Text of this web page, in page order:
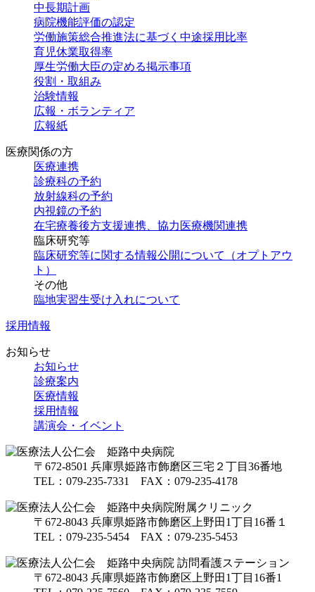
中長期計画
病院機能評価の認定
労働施策総合推進法に基づく中途採用比率
育児休業取得率
厚生労働大臣の定める掲示事項
役割・取組み
治験情報
広報・ ボランティア
広報紙
医療関係の方
医療連携
診療科の予約
放射線科の予約
内視鏡の予約
在宅療養後方支援連携、協力医療機関連携
臨床研究等
臨床研究等に関する情報公開について（オプトアウ
ト）
その他
臨地実習生受け入れについて
採用情報
お知らせ
お知らせ
診療案内
医療情報
採用情報
講演会・ イベント
〒672-8501 兵庫県姫路市飾磨区三宅２丁目36番地
TEL： 079-235-7331 FAX：079-235-4178
〒672-8043 兵庫県姫路市飾磨区上野田1丁目16番１
TEL： 079-235-5454 FAX：079-235-5453
〒672-8043 兵庫県姫路市飾磨区上野田1丁目16番1